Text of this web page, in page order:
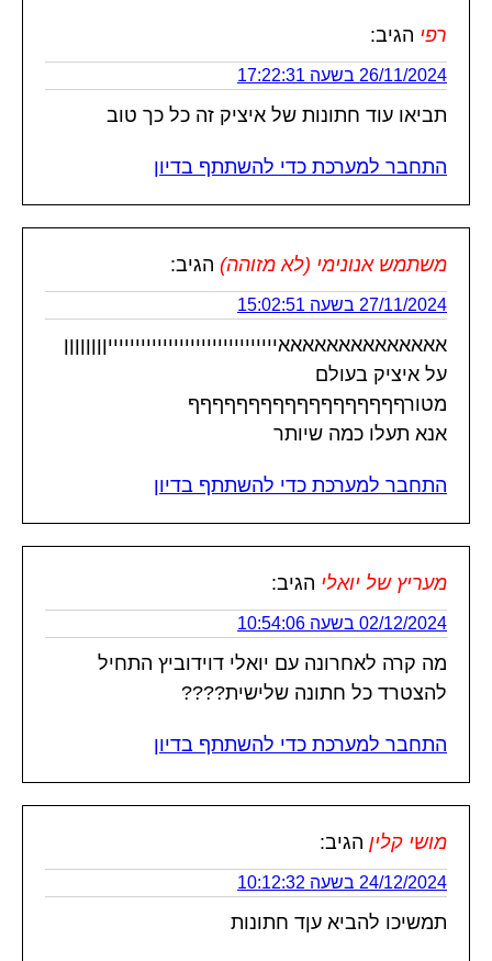
רפי הגיב:
26/11/2024 בשעה 17:22:31
תביאו עוד חתונות של איציק זה כל כך טוב
התחבר למערכת כדי להשתתף בדיון
משתמש אנונימי (לא מזוהה) הגיב:
27/11/2024 בשעה 15:02:51
אאאאאאאאאאאאאאיייייייייייייייייייייייייייייייןןןןןןןן
על איציק בעולם
מטורףףףףףףףףףףףףףףףףףף
אנא תעלו כמה שיותר
התחבר למערכת כדי להשתתף בדיון
מעריץ של יואלי הגיב:
02/12/2024 בשעה 10:54:06
מה קרה לאחרונה עם יואלי דוידוביץ התחיל
להצטרד כל חתונה שלישית????
התחבר למערכת כדי להשתתף בדיון
מושי קלין הגיב:
24/12/2024 בשעה 10:12:32
תמשיכו להביא עןד חתונות